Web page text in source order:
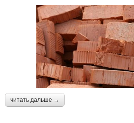
читать дальше →